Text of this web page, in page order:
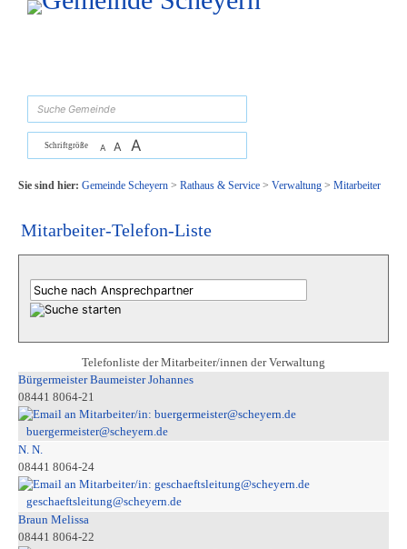
Zum Inhalt, zur Navigationoder zur Startseite springen.
Schriftgröße A A A
Sie sind hier: Gemeinde Scheyern> Rathaus & Service> Verwaltung> Mitarbeiter
Mitarbeiter-Telefon-Liste
Telefonliste der Mitarbeiter/innen der Verwaltung
Bürgermeister Baumeister Johannes
08441 8064-21
buergermeister@scheyern.de
N. N.
08441 8064-24
geschaeftsleitung@scheyern.de
Braun Melissa
08441 8064-22